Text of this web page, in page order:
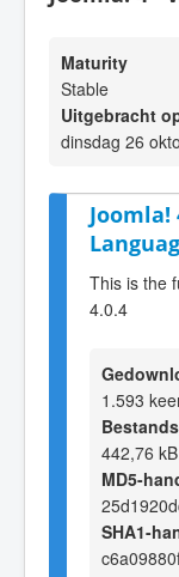
Maturity
Stable
Uitgebracht
dinsdag 26
Joomla!
This is the
4.0.4
1.593
442,76 kB
MD5-
SHA1-